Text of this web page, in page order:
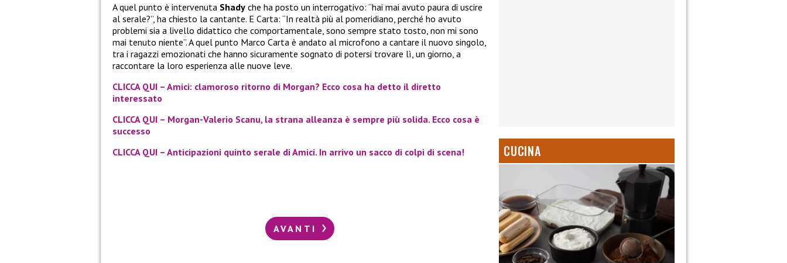
A quel punto è intervenuta Shady che ha posto un interrogativo: “hai mai avuto paura di uscire
al serale?”, ha chiesto la cantante. E Carta: “In realtà più al pomeridiano, perché ho avuto
problemi sia a livello didattico che comportamentale, sono sempre stato tosto, non mi sono
mai tenuto niente”. A quel punto Marco Carta è andato al microfono a cantare il nuovo singolo,
tra i ragazzi emozionati che hanno sicuramente sognato di potersi trovare lì, un giorno, a
raccontare la loro esperienza alle nuove leve.
CLICCA QUI – Amici: clamoroso ritorno di Morgan? Ecco cosa ha detto il diretto
interessato
CLICCA QUI – Morgan-Valerio Scanu, la strana alleanza è sempre più solida. Ecco cosa è
successo
CLICCA QUI – Anticipazioni quinto serale di Amici. In arrivo un sacco di colpi di scena!
AVANTI
CUCINA